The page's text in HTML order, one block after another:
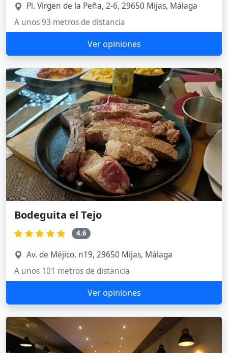
Pl. Virgen de la Peña, 2-6, 29650 Mijas, Málaga
A unos 93 metros de distancia
Ver opiniones
Bodeguita el Tejo
4.6
Av. de Méjico, n19, 29650 Mijas, Málaga
A unos 101 metros de distancia
Ver opiniones